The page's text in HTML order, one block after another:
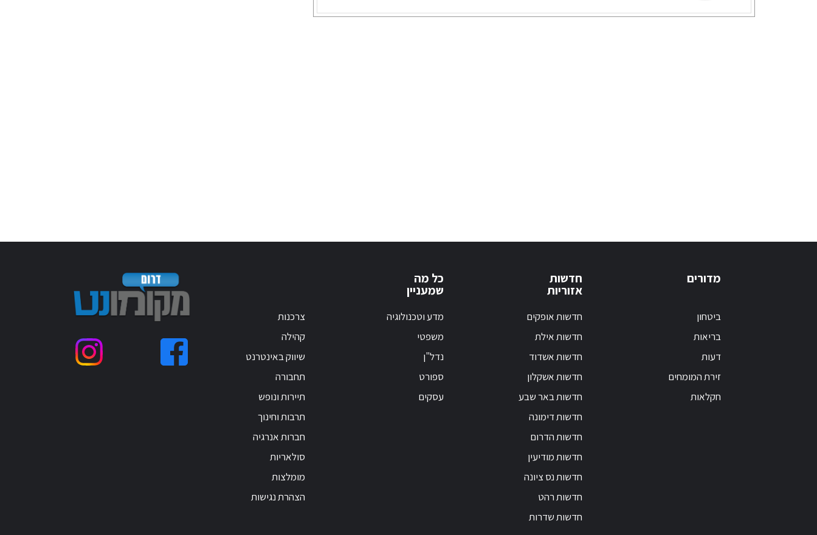
מדורים
ביטחון
בריאות
דעות
זירת המומחים
חקלאות
חדשות
אזוריות
חדשות אופקים
חדשות אילת
חדשות אשדוד
חדשות אשקלון
חדשות באר שבע
חדשות דימונה
חדשות הדרום
חדשות מודיעין
חדשות נס ציונה
חדשות רהט
חדשות שדרות
כל מה
שמעניין
מדע וטכנולוגיה
משפטי
נדל"ן
ספורט
עסקים
צרכנות
קהילה
שיווק באינטרנט
תחבורה
תיירות ונופש
תרבות וחינוך
חברות אנרגיה
סולאריות
מומלצות
הצהרת נגישות